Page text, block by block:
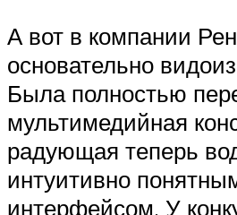
А вот в компании
основательно
Была полностью
мультимедийная
радующая теперь
интуитивно
интерфейсом. У